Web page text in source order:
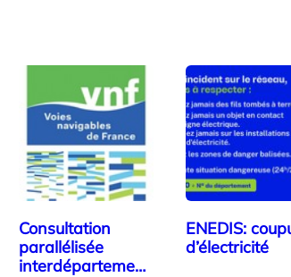
Consultation
parallélisée
interdépartement
ENEDIS:
d’électricité